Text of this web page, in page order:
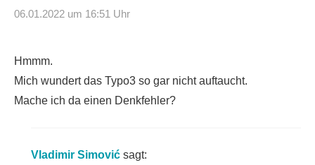
06.01.2022 um 16:51 Uhr
Hmmm.
Mich wundert das Typo3 so gar nicht auftaucht.
Mache ich da einen Denkfehler?
Vladimir Simović sagt: